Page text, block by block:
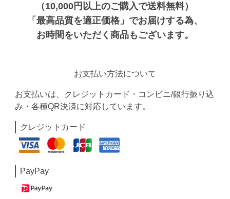
（10,000円以上のご購入で送料無料）
「最高品質を適正価格」でお届けする為、
お時間をいただく商品もございます。
お支払い方法について
お支払いは、クレジットカード・コンビニ/銀行振り込
み・各種QR決済に対応しています。
クレジットカード
PayPay